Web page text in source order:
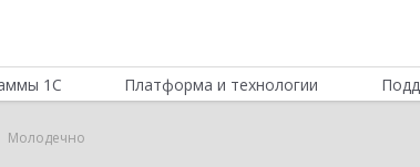
1С Платформа и технологии
Молодечно